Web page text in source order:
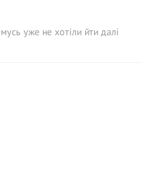
уже не хотіли йти далі